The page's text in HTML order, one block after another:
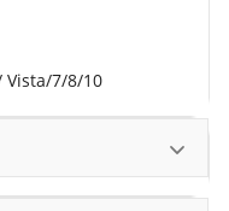
Vista/7/8/10